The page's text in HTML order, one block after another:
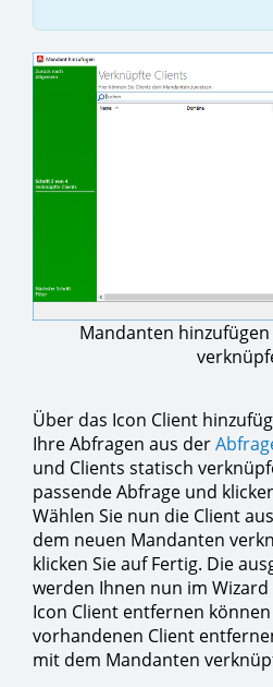
Mandanten
Über das Icon Client
Ihre Abfragen aus der
und Clients statisch
passende Abfrage und
Wählen Sie nun die Client
dem neuen Mandanten
klicken Sie auf Fertig. Die
werden Ihnen nun im
Icon Client entfernen können
vorhandenen Client
mit dem Mandanten